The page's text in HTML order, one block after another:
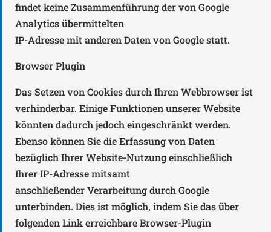
findet keine Zusammenführung der von Google
Analytics übermittelten
IP-Adresse mit anderen Daten von Google statt.
Browser Plugin
Das Setzen von Cookies durch Ihren Webbrowser ist
verhinderbar. Einige Funktionen unserer Website
könnten dadurch jedoch eingeschränkt werden.
Ebenso können Sie die Erfassung von Daten
bezüglich Ihrer Website-Nutzung einschließlich
Ihrer IP-Adresse mitsamt
anschließender Verarbeitung durch Google
unterbinden. Dies ist möglich, indem Sie das über
folgenden Link erreichbare Browser-Plugin